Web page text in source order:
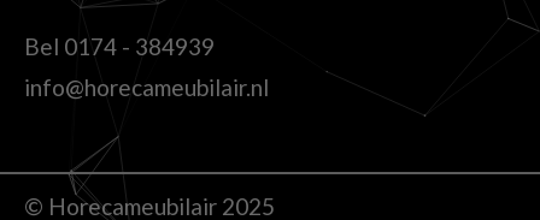
Bel 0174 - 384939
info@horecameubilair.nl
© Horecameubilair 2025